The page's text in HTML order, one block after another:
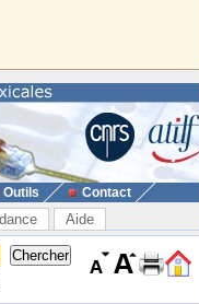
Outils Contact
Aide